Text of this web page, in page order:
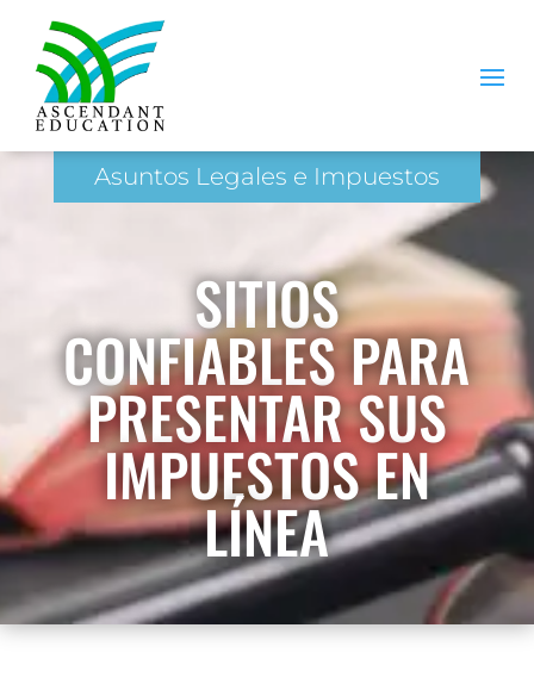
Asuntos Legales e Impuestos
SITIOS
CONFIABLES PARA
PRESENTAR SUS
IMPUESTOS EN
LÍNEA